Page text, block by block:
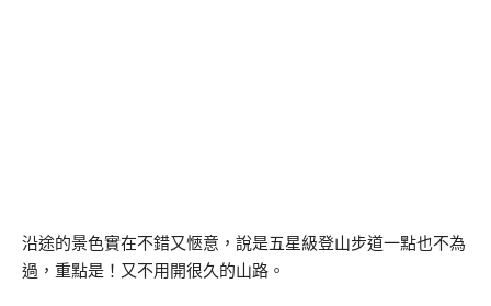
沿途的景色實在不錯又愜意，說是五星級登山步道一點也不為
過，重點是！又不用開很久的山路。